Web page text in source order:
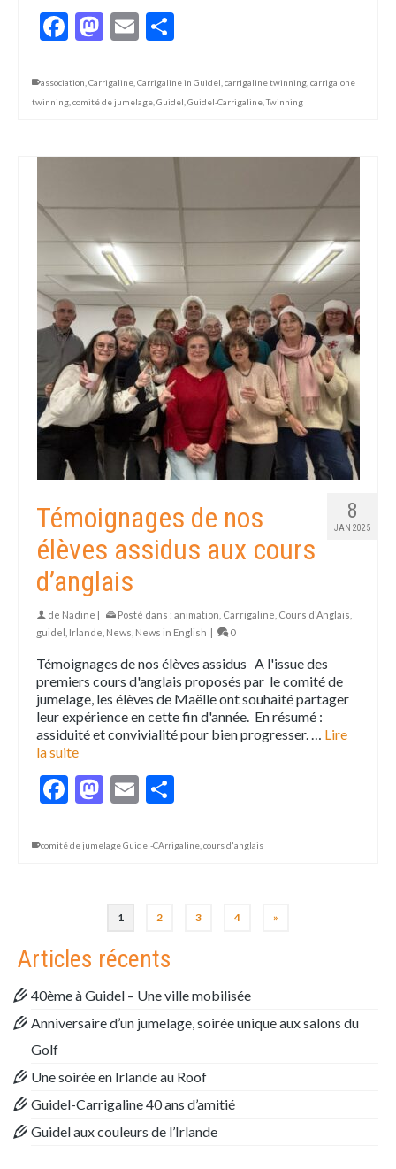
Facebook
Mastodon
Email
association Carrigaline Carrigaline in Guidel carrigaline twinning carrigalone
twinning comité de jumelage Guidel Guidel-Carrigaline ,Twinning
8
JAN 2025
Témoignages de nos
élèves assidus aux cours
d’anglais
de Nadine | Posté dans : animation Carrigaline Cours d'Anglais
guidel Irlande News News in English | 0
Témoignages de nos élèves assidus A l'issue des
premiers cours d'anglais proposés par le comité de
jumelage, les élèves de Maëlle ont souhaité partager
leur expérience en cette fin d'année. En résumé :
assiduité et convivialité pour bien progresser. … Lire
la suite
Facebook
Mastodon
Email
comité de jumelage Guidel-CArrigaline cours d'anglais
1 2 3 4 »
Articles récents
40ème à Guidel – Une ville mobilisée
Anniversaire d’un jumelage, soirée unique aux salons du
Golf
Une soirée en Irlande au Roof
Guidel-Carrigaline 40 ans d’amitié
Guidel aux couleurs de l’Irlande